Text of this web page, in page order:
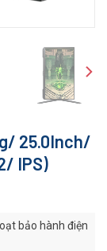
25.0Inch/
IPS)
bảo hành điện